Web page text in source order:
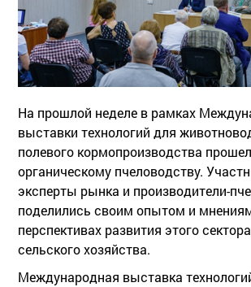
На прошлой неделе в рамках
выставки технологий для
полевого кормопроизводства
органическому пчеловодству.
эксперты рынка и производители-
поделились своим опытом и
перспективах развития этого
сельского хозяйства.
Международная выставка